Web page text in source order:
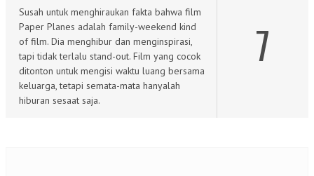
Susah untuk menghiraukan fakta bahwa film
Paper Planes adalah family-weekend kind
of film. Dia menghibur dan menginspirasi,
tapi tidak terlalu stand-out. Film yang cocok
ditonton untuk mengisi waktu luang bersama
keluarga, tetapi semata-mata hanyalah
hiburan sesaat saja.
7